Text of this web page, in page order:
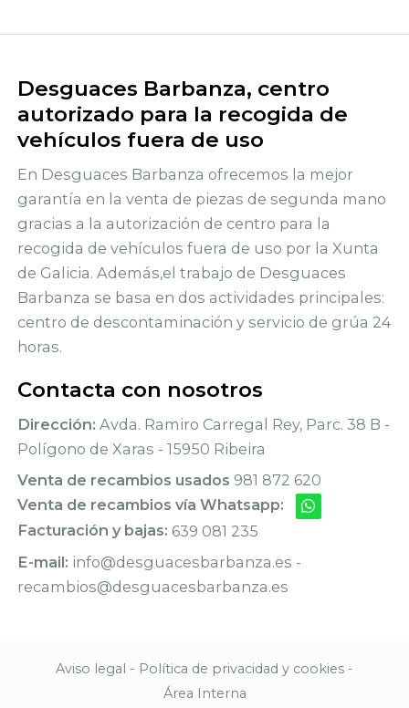
Desguaces Barbanza, centro
autorizado para la recogida de
vehículos fuera de uso
En Desguaces Barbanza ofrecemos la mejor
garantía en la venta de piezas de segunda mano
gracias a la autorización de centro para la
recogida de vehículos fuera de uso por la Xunta
de Galicia. Además,el trabajo de Desguaces
Barbanza se basa en dos actividades principales:
centro de descontaminación y servicio de grúa 24
horas.
Contacta con nosotros
Dirección: Avda. Ramiro Carregal Rey, Parc. 38 B -
Polígono de Xaras - 15950 Ribeira
Venta de recambios usados 981 872 620
Venta de recambios vía Whatsapp:
Facturación y bajas: 639 081 235
E-mail: info@desguacesbarbanza.es -
recambios@desguacesbarbanza.es
Aviso legal - Política de privacidad y cookies -
Área Interna